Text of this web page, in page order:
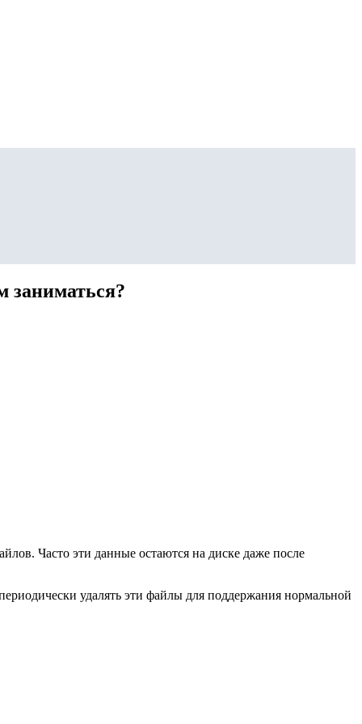
заниматься?
Часто эти данные остаются на диске даже после
удалять эти файлы для поддержания нормальной